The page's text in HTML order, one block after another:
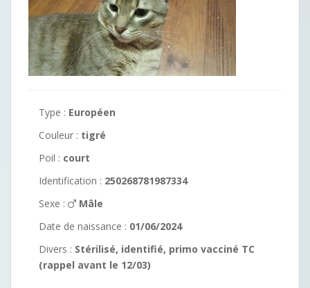
Type : Européen
Couleur : tigré
Poil : court
Identification : 250268781987334
Sexe :
Mâle
Date de naissance : 01/06/2024
Divers : Stérilisé, identifié, primo vacciné TC
(rappel avant le 12/03)